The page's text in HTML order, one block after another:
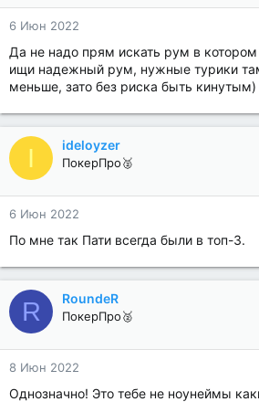
6 Июн 2022
Да не надо прям искать рум в
ищи надежный рум, нужные турики
меньше, зато без риска быть кинутым)
I ideloyzer
ПокерПро🥈
6 Июн 2022
По мне так Пати всегда были в топ-3.
R RoundeR
ПокерПро🥈
8 Июн 2022
Однозначно! Это тебе не ноунеймы